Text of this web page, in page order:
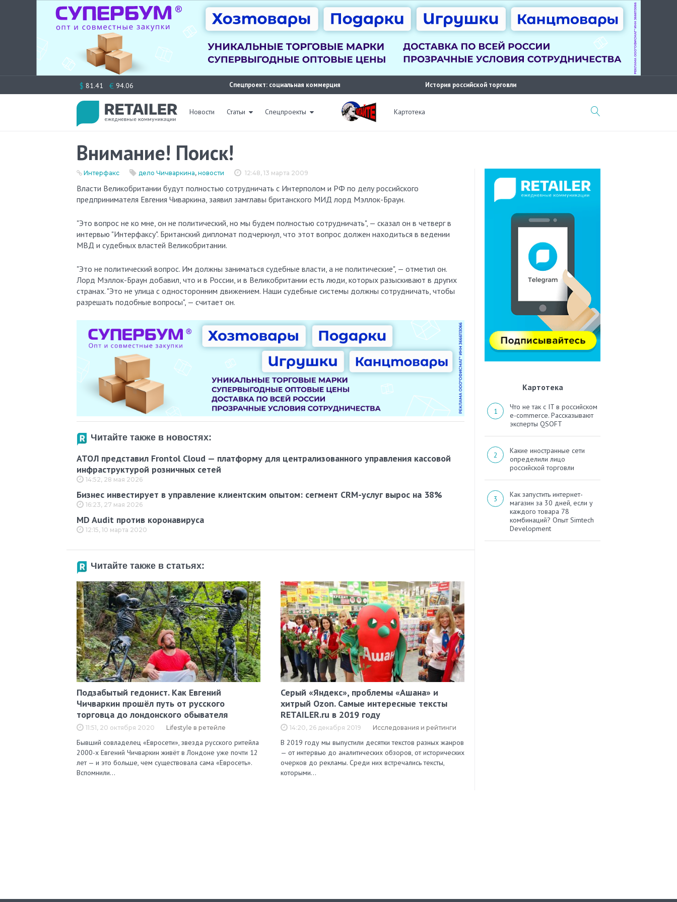
к
$ 81.41 € 94.06 Спецпроект: социальная коммерция История российской торговли
Новости Статьи Спецпроекты Картотека
Внимание! Поиск!
12:48, 13 марта 2009
Интерфакс дело Чичваркина, новости
Власти Великобритании будут полностью сотрудничать с Интерполом и РФ по делу российского
предпринимателя Евгения Чиваркина, заявил замглавы британского МИД лорд Мэллок-Браун.
"Это вопрос не ко мне, он не политический, но мы будем полностью сотрудничать", — сказал он в четверг в
интервью "Интерфаксу". Британский дипломат подчеркнул, что этот вопрос должен находиться в ведении
МВД и судебных властей Великобритании.
"Это не политический вопрос. Им должны заниматься судебные власти, а не политические", — отметил он.
Лорд Мэллок-Браун добавил, что и в России, и в Великобритании есть люди, которых разыскивают в других
странах. "Это не улица с односторонним движением. Наши судебные системы должны сотрудничать, чтобы
разрешать подобные вопросы", — считает он.
Читайте также в новостях:
АТОЛ представил Frontol Cloud — платформу для централизованного управления кассовой
инфраструктурой розничных сетей
14:52, 28 мая 2026
Бизнес инвестирует в управление клиентским опытом: сегмент CRM-услуг вырос на 38%
16:23, 27 мая 2026
MD Audit против коронавируса
12:15, 10 марта 2020
Читайте также в статьях:
Подзабытый гедонист. Как Евгений
Чичваркин прошёл путь от русского
торговца до лондонского обывателя
11:51, 20 октября 2020 Lifestyle в ретейле
Бывший совладелец «Евросети», звезда русского ритейла
2000-х Евгений Чичваркин живёт в Лондоне уже почти 12
лет — и это больше, чем существовала сама «Евросеть».
Вспомнили…
Серый «Яндекс», проблемы «Ашана» и
хитрый Ozon. Самые интересные тексты
RETAILER.ru в 2019 году
14:20, 26 декабря 2019 Исследования и рейтинги
В 2019 году мы выпустили десятки текстов разных жанров
— от интервью до аналитических обзоров, от исторических
очерков до рекламы. Среди них встречались тексты,
которыми…
Картотека
Что не так с IT в российском
e-commerce. Рассказывают
эксперты QSOFT
Какие иностранные сети
определили лицо
российской торговли
Как запустить интернет-
магазин за 30 дней, если у
каждого товара 78
комбинаций? Опыт Simtech
Development